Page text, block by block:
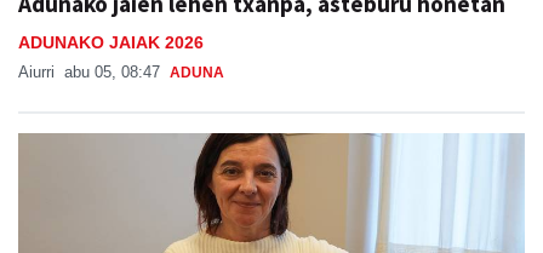
ADUNAKO JAIAK 2026
Aiurri abu 05, 08:47 ADUNA